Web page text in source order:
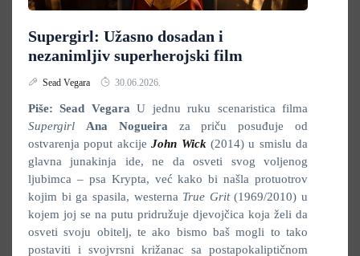
Supergirl: Užasno dosadan i
nezanimljiv superherojski film
Sead Vegara 30.06.2026.
Piše: Sead Vegara U jednu ruku scenaristica filma
Supergirl Ana Nogueira za priču posuđuje od
ostvarenja poput akcijeJohn Wick (2014) u smislu da
glavna junakinja ide, ne da osveti svog voljenog
ljubimca – psa Krypta, već kako bi našla protuotrov
kojim bi ga spasila, westerna True Grit(1969/2010) u
kojem joj se na putu pridružuje djevojčica koja želi da
osveti svoju obitelj, te ako bismo baš mogli to tako
postaviti i svojvrsni križanac sa postapokaliptičnom